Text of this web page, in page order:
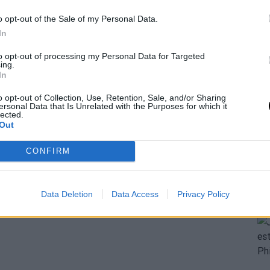
opt-out of the Sale of my Personal Data.
opt-out of processing my Personal Data for Targeted
opt-out of Collection, Use, Retention, Sale, and/or Sharing
Data that Is Unrelated with the Purposes for which it
CONFIRM
Data Deletion Data Access Privacy Policy